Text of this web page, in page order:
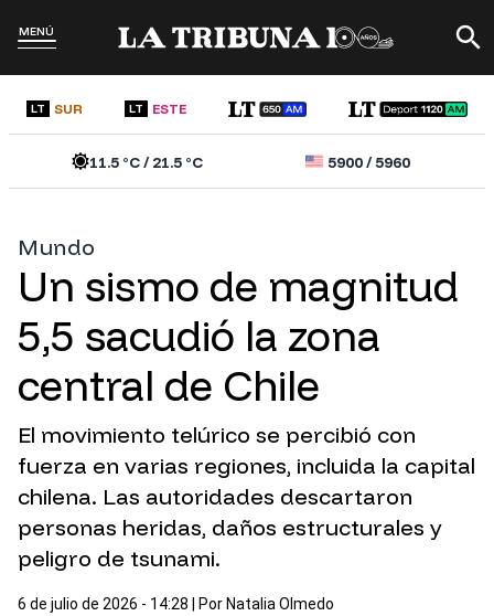
MENÚ
LT SUR LT ESTE
11.5°C /21.5°C 5900/5960
Mundo
Un sismo de magnitud
5,5 sacudió la zona
central de Chile
El movimiento telúrico se percibió con
fuerza en varias regiones, incluida la capital
chilena. Las autoridades descartaron
personas heridas, daños estructurales y
peligro de tsunami.
6 de julio de 2026 - 14:28 | Por Natalia Olmedo